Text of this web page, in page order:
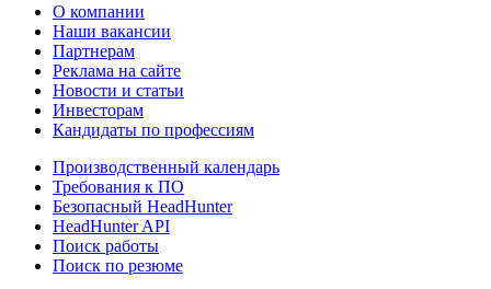
О компании
Наши вакансии
Партнерам
Реклама на сайте
Новости и статьи
Инвесторам
Кандидаты по профессиям
Производственный календарь
Требования к ПО
Безопасный HeadHunter
HeadHunter API
Поиск работы
Поиск по резюме